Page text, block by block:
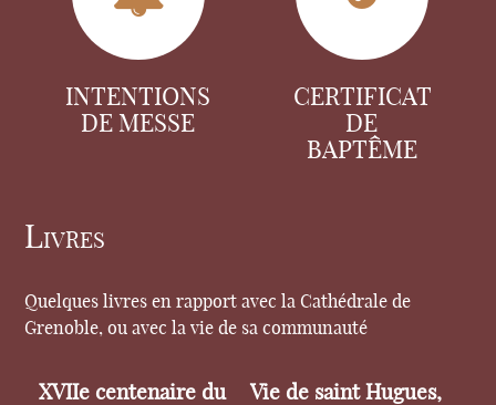
INTENTIONS
DE MESSE
CERTIFICAT
DE
BAPTÊME
Livres
Quelques livres en rapport avec la Cathédrale de
Grenoble, ou avec la vie de sa communauté
XVIIe centenaire du
Vie de saint Hugues,